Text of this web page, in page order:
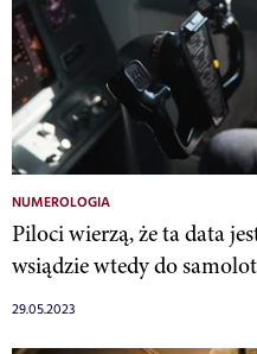
NUMEROLOGIA
Piloci wierzą, że ta data
wsiądzie wtedy do
29.05.2023